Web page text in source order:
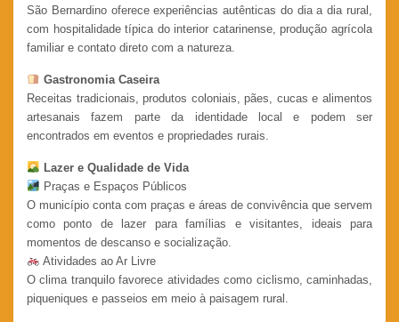
São Bernardino oferece experiências autênticas do dia a dia rural,
com hospitalidade típica do interior catarinense, produção agrícola
familiar e contato direto com a natureza.
Gastronomia Caseira
Receitas tradicionais, produtos coloniais, pães, cucas e alimentos
artesanais fazem parte da identidade local e podem ser
encontrados em eventos e propriedades rurais.
Lazer e Qualidade de Vida
Praças e Espaços Públicos
O município conta com praças e áreas de convivência que servem
como ponto de lazer para famílias e visitantes, ideais para
momentos de descanso e socialização.
Atividades ao Ar Livre
O clima tranquilo favorece atividades como ciclismo, caminhadas,
piqueniques e passeios em meio à paisagem rural.